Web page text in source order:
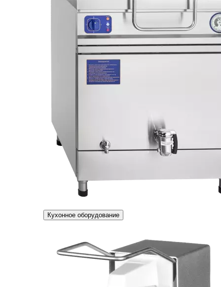
Кухонное оборудование